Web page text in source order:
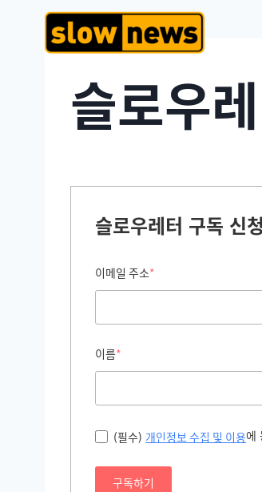
슬로우
슬로우레터 구독 신
이메일 주소*
이름*
(필수) 개인정보 수집 및 이용에
구독하기